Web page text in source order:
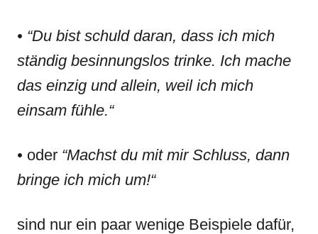
• “Du bist schuld daran, dass ich mich
ständig besinnungslos trinke. Ich mache
das einzig und allein, weil ich mich
einsam fühle.“
• oder “Machst du mit mir Schluss, dann
bringe ich mich um!“
sind nur ein paar wenige Beispiele dafür,